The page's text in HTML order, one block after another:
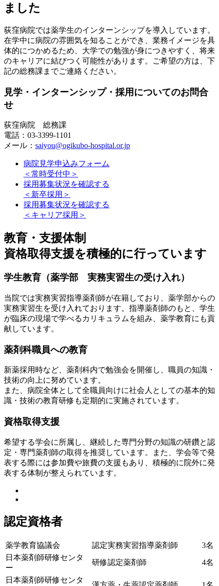
ました
荻窪病院では薬学生のインターンシップを導入しています。
在学中に病院の雰囲気を知ることができ、業務イメージを具
体的につかめるため、大学での勉強が身につきやすく、将来
のキャリアに結びつく可能性があります。ご希望の方は、下
記の総務課までご連絡ください。
見学・インターンシップ・採用についてのお問合
せ
荻窪病院 総務課
電話：03-3399-1101
メール： saiyou@ogikubo-hospital.or.jp
病院見学申込みフォーム
＜常時受付中＞
採用募集状況を確認する
＜新卒採用＞
採用募集状況を確認する
＜キャリア採用＞
教育・支援体制
資格取得支援を積極的に行っています
学生教育（薬学部 実務実習生の受け入れ）
当院では実務実習指導薬剤師が在籍しており、薬学部からの
実務実習生を受け入れております。指導薬剤師のもと、学生
が臨床の現場で学べるカリキュラムを組み、薬学教育にも貢
献しています。
薬剤科職員への教育
新薬採用時など、薬剤科内で勉強会を開催し、職員の知識・
技術の向上に努めています。
また、病院全体として全職員向けに社会人としての基本的知
識・技術の教育研修も定期的に実施されています。
資格取得支援
希望する学会に所属し、継続した専門分野の知識の研鑽と認
定・専門薬剤師の取得を推奨しています。また、学会等で発
表する際には参加費や旅費の支援もあり、積極的に院外に発
表する体制が整えられています。
認定資格者
薬学教育協議会 認定実務実習指導薬剤師
3名
日本薬剤師研修センタ
ー
研修認定薬剤師 4名
日本薬剤師研修センタ